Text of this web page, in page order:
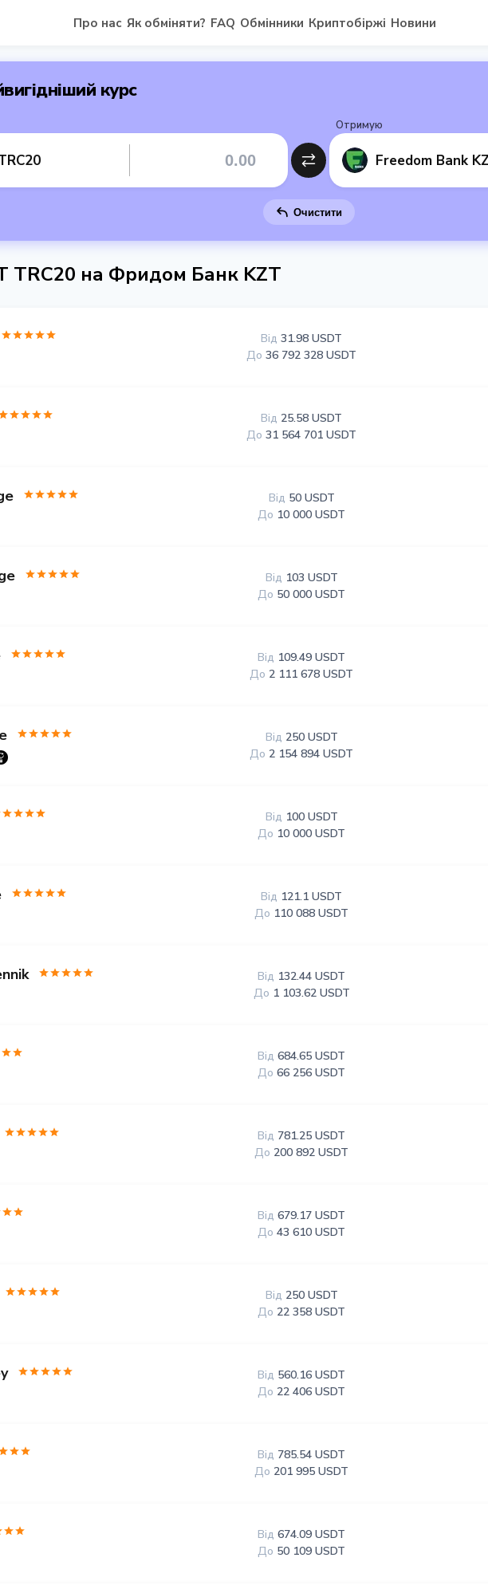
Про нас Як обміняти? FAQ Обмінники Криптобіржі Новини
курс
Отримую
Freedom Bank
Очистити
TRC20 на Фридом Банк KZT
Від 31.98 USDT
До 36 792 328 USDT
Від 25.58 USDT
До 31 564 701 USDT
Від 50 USDT
До 10 000 USDT
Від 103 USDT
До 50 000 USDT
Від 109.49 USDT
До 2 111 678 USDT
Від 250 USDT
До 2 154 894 USDT
Від 100 USDT
До 10 000 USDT
Від 121.1 USDT
До 110 088 USDT
Від 132.44 USDT
До 1 103.62 USDT
Від 684.65 USDT
До 66 256 USDT
Від 781.25 USDT
До 200 892 USDT
Від 679.17 USDT
До 43 610 USDT
Від 250 USDT
До 22 358 USDT
Від 560.16 USDT
До 22 406 USDT
Від 785.54 USDT
До 201 995 USDT
Від 674.09 USDT
До 50 109 USDT